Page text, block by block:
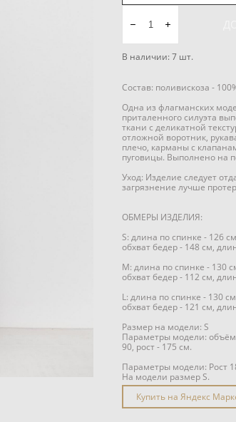
В наличии:7 шт.
Состав: поливискоза -
Одна из флагманских
приталенного силуэта
ткани с деликатной
отложной воротник,
плечо, карманы с
пуговицы. Выполнено на
Уход: Изделие следует
загрязнение лучше
ОБМЕРЫ ИЗДЕЛИЯ:
S: длина по спинке - 126
обхват бедер - 148 см,
M: длина по спинке - 130
обхват бедер - 112 см,
L: длина по спинке - 130
обхват бедер - 121 см,
Размер на модели: S
Параметры модели:
90, рост - 175 см.
Параметры модели: Рост
На модели размер S.
Купить на Яндекс